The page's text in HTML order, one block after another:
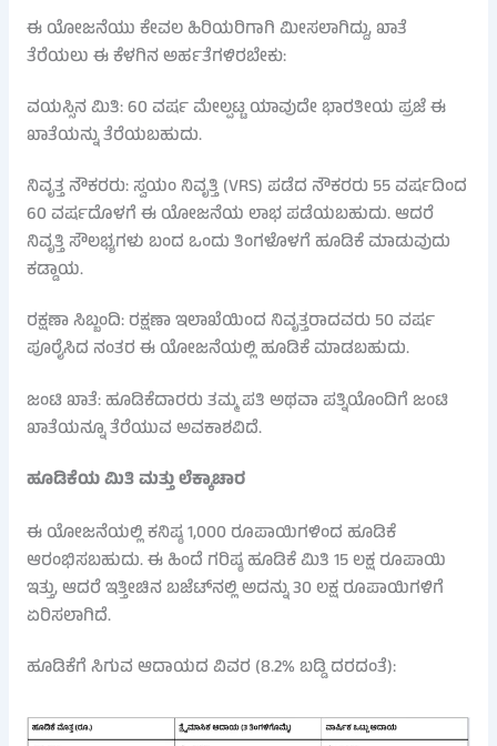
ಈ ಯೋಜನೆಯು ಕೇವಲ ಹಿರಿಯರಿಗಾಗಿ ಮೀಸಲಾಗಿದ್ದು, ಖಾತೆ
ತೆರೆಯಲು ಈ ಕೆಳಗಿನ ಅರ್ಹತೆಗಳಿರಬೇಕು:
ವಯಸ್ಸಿನ ಮಿತಿ: 60 ವರ್ಷ ಮೇಲ್ಪಟ್ಟ ಯಾವುದೇ ಭಾರತೀಯ ಪ್ರಜೆ ಈ
ಖಾತೆಯನ್ನು ತೆರೆಯಬಹುದು.
ನಿವೃತ್ತ ನೌಕರರು: ಸ್ವಯಂ ನಿವೃತ್ತಿ (VRS) ಪಡೆದ ನೌಕರರು 55 ವರ್ಷದಿಂದ
60 ವರ್ಷದೊಳಗೆ ಈ ಯೋಜನೆಯ ಲಾಭ ಪಡೆಯಬಹುದು. ಆದರೆ
ನಿವೃತ್ತಿ ಸೌಲಭ್ಯಗಳು ಬಂದ ಒಂದು ತಿಂಗಳೊಳಗೆ ಹೂಡಿಕೆ ಮಾಡುವುದು
ಕಡ್ಡಾಯ.
ರಕ್ಷಣಾ ಸಿಬ್ಬಂದಿ: ರಕ್ಷಣಾ ಇಲಾಖೆಯಿಂದ ನಿವೃತ್ತರಾದವರು 50 ವರ್ಷ
ಪೂರೈಸಿದ ನಂತರ ಈ ಯೋಜನೆಯಲ್ಲಿ ಹೂಡಿಕೆ ಮಾಡಬಹುದು.
ಜಂಟಿ ಖಾತೆ: ಹೂಡಿಕೆದಾರರು ತಮ್ಮ ಪತಿ ಅಥವಾ ಪತ್ನಿಯೊಂದಿಗೆ ಜಂಟಿ
ಖಾತೆಯನ್ನೂ ತೆರೆಯುವ ಅವಕಾಶವಿದೆ.
ಹೂಡಿಕೆಯ ಮಿತಿ ಮತ್ತು ಲೆಕ್ಕಾಚಾರ
ಈ ಯೋಜನೆಯಲ್ಲಿ ಕನಿಷ್ಠ 1,000 ರೂಪಾಯಿಗಳಿಂದ ಹೂಡಿಕೆ
ಆರಂಭಿಸಬಹುದು. ಈ ಹಿಂದೆ ಗರಿಷ್ಠ ಹೂಡಿಕೆ ಮಿತಿ 15 ಲಕ್ಷ ರೂಪಾಯಿ
ಇತ್ತು, ಆದರೆ ಇತ್ತೀಚಿನ ಬಜೆಟ್‌ನಲ್ಲಿ ಅದನ್ನು 30 ಲಕ್ಷ ರೂಪಾಯಿಗಳಿಗೆ
ಏರಿಸಲಾಗಿದೆ.
ಹೂಡಿಕೆಗೆ ಸಿಗುವ ಆದಾಯದ ವಿವರ (8.2% ಬಡ್ಡಿ ದರದಂತೆ):